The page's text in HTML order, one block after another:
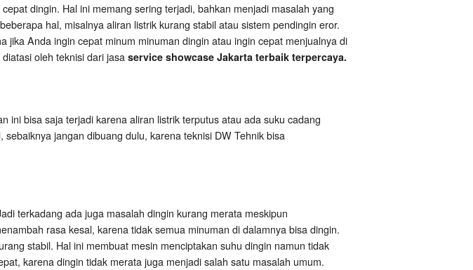
dingin. Hal ini memang sering terjadi, bahkan menjadi masalah yang
hal, misalnya aliran listrik kurang stabil atau sistem pendingin eror.
Anda ingin cepat minum minuman dingin atau ingin cepat menjualnya di
oleh teknisi dari jasa service showcase Jakarta terbaik terpercaya.
ini bisa saja terjadi karena aliran listrik terputus atau ada suku cadang
jangan dibuang dulu, karena teknisi DW Tehnik bisa
terkadang ada juga masalah dingin kurang merata meskipun
rasa kesal, karena tidak semua minuman di dalamnya bisa dingin.
stabil. Hal ini membuat mesin menciptakan suhu dingin namun tidak
karena dingin tidak merata juga menjadi salah satu masalah umum.